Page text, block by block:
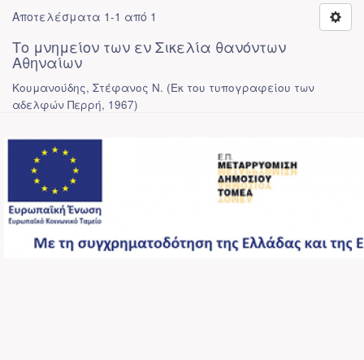
Αποτελέσματα 1-1 από 1
Το μνημείον των εν Σικελία θανόντων
Αθηναίων
Κουμανούδης, Στέφανος Ν. (Εκ του τυπογραφείου των
αδελφών Περρή, 1967)